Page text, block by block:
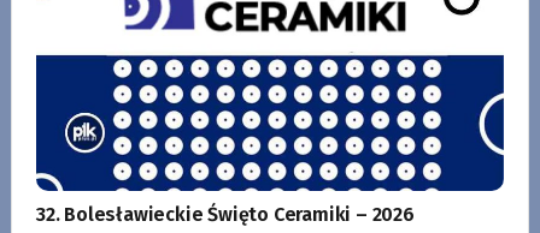
32. Bolesławieckie Święto Ceramiki – 2026